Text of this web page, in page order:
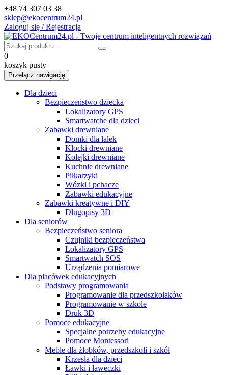
+48 74 307 03 38
sklep@ekocentrum24.pl
Zaloguj się / Rejestracja
0
koszyk pusty
Przełącz nawigację
Dla dzieci
Bezpieczeństwo dziecka
Lokalizatory GPS
Smartwatche dla dzieci
Zabawki drewniane
Domki dla lalek
Klocki drewniane
Kolejki drewniane
Kuchnie drewniane
Piłkarzyki
Wózki i pchacze
Zabawki edukacyjne
Zabawki kreatywne i DIY
Długopisy 3D
Dla seniorów
Bezpieczeństwo seniora
Czujniki bezpieczeństwa
Lokalizatory GPS
Smartwatch SOS
Urządzenia pomiarowe
Dla placówek edukacyjnych
Podstawy programowania
Programowanie dla przedszkolaków
Programowanie w szkole
Druk 3D
Pomoce edukacyjne
Specjalne potrzeby edukacyjne
Pomoce Montessori
Meble dla żłobków, przedszkoli i szkół
Krzesła dla dzieci
Ławki i ławeczki